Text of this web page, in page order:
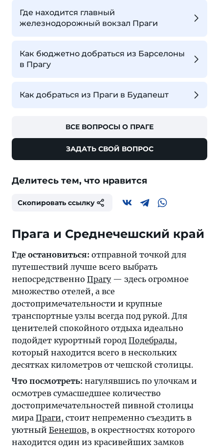
Где находится главный
железнодорожный вокзал Праги
Как бюджетно добраться из Барселоны
в Прагу
Как добраться из Праги в Будапешт
ВСЕ ВОПРОСЫ О ПРАГЕ
ЗАДАТЬ СВОЙ ВОПРОС
Делитесь тем, что нравится
Скопировать ссылку
Прага и Среднечешский край
Где остановиться: отправной точкой для
путешествий лучше всего выбрать
непосредственно Прагу— здесь огромное
множество отелей, а все
достопримечательности и крупные
транспортные узлы всегда под рукой. Для
ценителей спокойного отдыха идеально
подойдет курортный город Подебрады,
который находится всего в нескольких
десятках километров от чешской столицы.
Что посмотреть: нагулявшись по улочкам и
осмотрев сумасшедшее количество
достопримечательностей пивной столицы
мира Праги, стоит непременно съездить в
уютный Бенешов, в окрестностях которого
находится один из красивейших замков